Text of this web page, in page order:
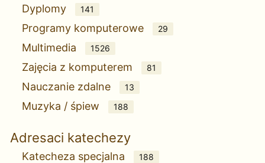
Dyplomy 141
Programy komputerowe 29
Multimedia 1526
Zajęcia z komputerem 81
Nauczanie zdalne 13
Muzyka / śpiew 188
Adresaci katechezy
Katecheza specjalna 188